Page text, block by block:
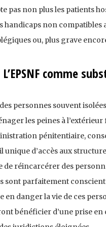
pas non plus les patients
handicaps non
ou, plus grave
L’EPSNF comme
personnes souvent
les peines à
pénitentiaire,
unique d’accès aux
de réincarcérer des
sont parfaitement
en danger la vie de ces
bénéficier d’une prise en